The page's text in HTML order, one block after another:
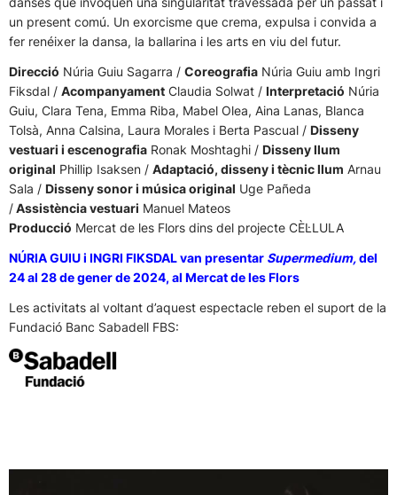
un present comú. Un exorcisme que crema, expulsa i convida a
fer renéixer la dansa, la ballarina i les arts en viu del futur.
Direcció Núria Guiu Sagarra / Coreografia Núria Guiu amb Ingri
Fiksdal / Acompanyament Claudia Solwat / Interpretació Núria
Guiu, Clara Tena, Emma Riba, Mabel Olea, Aina Lanas, Blanca
Tolsà, Anna Calsina, Laura Morales i Berta Pascual / Disseny
vestuari i escenografia Ronak Moshtaghi / Disseny llum
original Phillip Isaksen / Adaptació, disseny i tècnic llum Arnau
Sala / Disseny sonor i música original Uge Pañeda
/Assistència vestuari Manuel Mateos
Producció Mercat de les Flors dins del projecte CÈL·LULA
NÚRIA GUIU i INGRI FIKSDAL van presentar Supermedium,del
24 al 28 de gener de 2024, al Mercat de les Flors
Les activitats al voltant d’aquest espectacle reben el suport de la
Fundació Banc Sabadell FBS: